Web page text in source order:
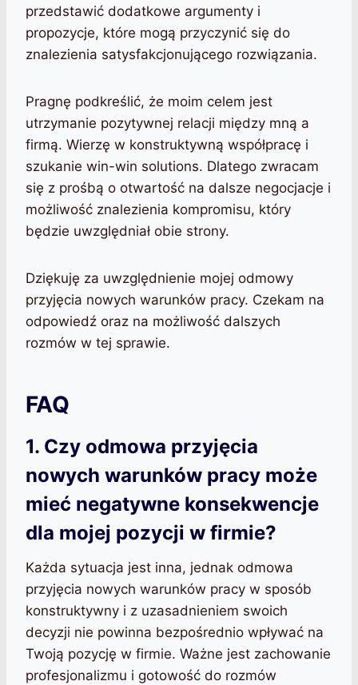
przedstawić dodatkowe argumenty i
propozycje, które mogą przyczynić się do
znalezienia satysfakcjonującego rozwiązania.
Pragnę podkreślić, że moim celem jest
utrzymanie pozytywnej relacji między mną a
firmą. Wierzę w konstruktywną współpracę i
szukanie win-win solutions. Dlatego zwracam
się z prośbą o otwartość na dalsze negocjacje i
możliwość znalezienia kompromisu, który
będzie uwzględniał obie strony.
Dziękuję za uwzględnienie mojej odmowy
przyjęcia nowych warunków pracy. Czekam na
odpowiedź oraz na możliwość dalszych
rozmów w tej sprawie.
FAQ
1. Czy odmowa przyjęcia
nowych warunków pracy może
mieć negatywne konsekwencje
dla mojej pozycji w firmie?
Każda sytuacja jest inna, jednak odmowa
przyjęcia nowych warunków pracy w sposób
konstruktywny i z uzasadnieniem swoich
decyzji nie powinna bezpośrednio wpływać na
Twoją pozycję w firmie. Ważne jest zachowanie
profesjonalizmu i gotowość do rozmów